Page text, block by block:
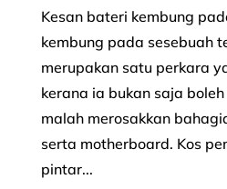
Kesan bateri kembung
kembung pada sesebuah
merupakan satu perkara
kerana ia bukan saja
malah merosakkan
serta motherboard. Kos
pintar...